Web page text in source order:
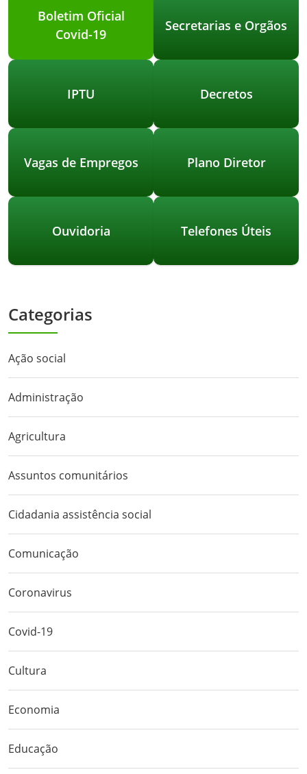
Boletim Oficial
Covid-19
Secretarias e Orgãos
IPTU Decretos
Vagas de Empregos Plano Diretor
Ouvidoria Telefones Úteis
Categorias
Ação social
Administração
Agricultura
Assuntos comunitários
Cidadania assistência social
Comunicação
Coronavirus
Covid-19
Cultura
Economia
Educação